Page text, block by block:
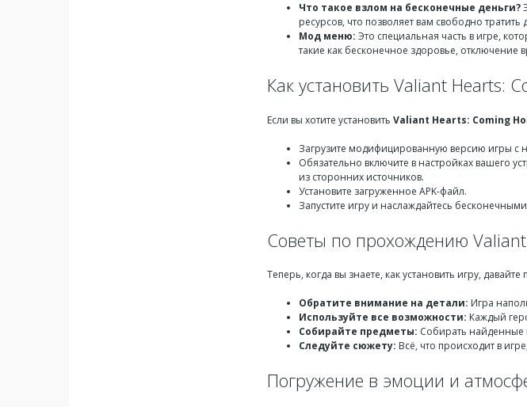
Что такое взлом на бесконечные деньги?
ресурсов, что позволяет вам свободно
Мод меню: Это специальная часть в игре,
такие как бесконечное здоровье, отключение
Как установить Valiant Hearts:
Если вы хотите установить Valiant Hearts: Coming
Загрузите модифицированную версию игры с
Обязательно включите в настройках вашего
из сторонних источников.
Установите загруженное APK-файл.
Запустите игру и наслаждайтесь
Советы по прохождению
Теперь, когда вы знаете, как установить игру,
Обратите внимание на детали: Игра
Используйте все возможности: Каждый
Собирайте предметы: Собирать найденные
Следуйте сюжету: Всё, что происходит в
Погружение в эмоции и